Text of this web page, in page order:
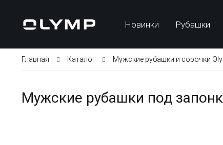
Новинки Рубашки
Главная Каталог Мужские рубашки и сорочки
Мужские рубашки под